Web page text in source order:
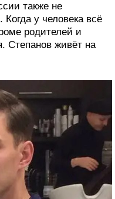
также не
у человека всё
родителей и
Степанов живёт на